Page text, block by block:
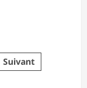
Suivant